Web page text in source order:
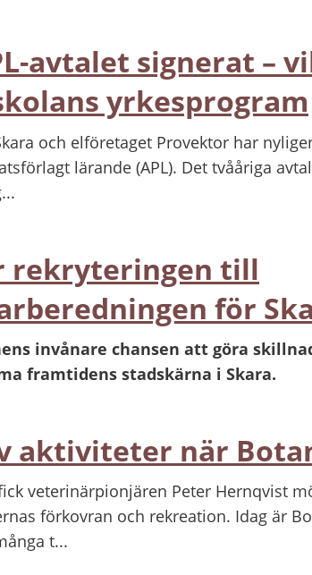
avtalet signerat –
yrkesprogram
och elföretaget Provektor har
lärande (APL). Det tvååriga
rekryteringen till
för
invånare chansen att göra
framtidens stadskärna i Skara.
aktiviteter när
veterinärpionjären Peter Hernqvist
förkovran och rekreation. Idag är
t...